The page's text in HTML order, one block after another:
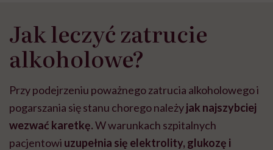
Jak leczyć zatrucie
alkoholowe?
Przy podejrzeniu poważnego zatrucia alkoholowego i
pogarszania się stanu chorego należyjak najszybciej
wezwać karetkę.W warunkach szpitalnych
pacjentowi uzupełnia się elektrolity, glukozę i